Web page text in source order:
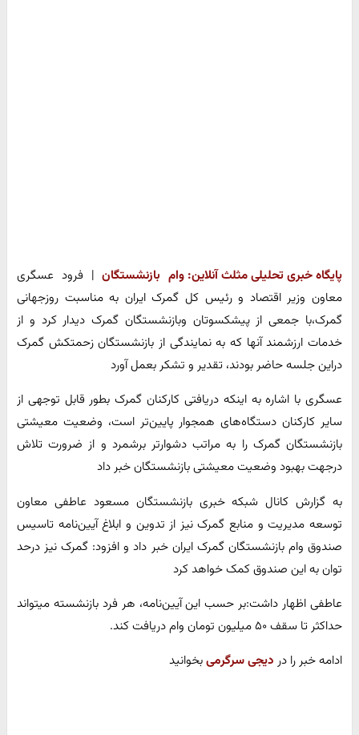
پایگاه خبری تحلیلی مثلث آنلاین: وام بازنشستگان| فرود عسگری
معاون وزیر اقتصاد و رئیس کل گمرک ایران به مناسبت روزجهانی
گمرک،با جمعی از پیشکسوتان وبازنشستگان گمرک دیدار کرد و از
خدمات ارزشمند آنها که به نمایندگی از بازنشستگان زحمتکش گمرک
دراین جلسه حاضر بودند، تقدیر و تشکر بعمل آورد
عسگری با اشاره به اینکه دریافتی کارکنان گمرک بطور قابل توجهی از
سایر کارکنان دستگاه‌های همجوار پایین‌تر است، وضعیت معیشتی
بازنشستگان گمرک را به مراتب دشوارتر برشمرد و از ضرورت تلاش
درجهت بهبود وضعیت معیشتی بازنشستگان خبر داد
به گزارش کانال شبکه خبری بازنشستگان مسعود عاطفی معاون
توسعه مدیریت و منابع گمرک نیز از تدوین و ابلاغ آیین‌نامه تاسیس
صندوق وام بازنشستگان گمرک ایران خبر داد و افزود: گمرک نیز درحد
توان به این صندوق کمک خواهد کرد
عاطفی اظهار داشت:بر حسب این آیین‌نامه، هر فرد بازنشسته میتواند
حداکثر تا سقف ۵۰ میلیون تومان وام دریافت کند.
ادامه خبر را در دیجی سرگرمیبخوانید